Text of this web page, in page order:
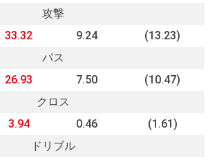
攻撃
33.32 9.24
(13.23)
パス
26.93 7.50
(10.47)
クロス
3.94 0.46
(1.61)
ドリブル